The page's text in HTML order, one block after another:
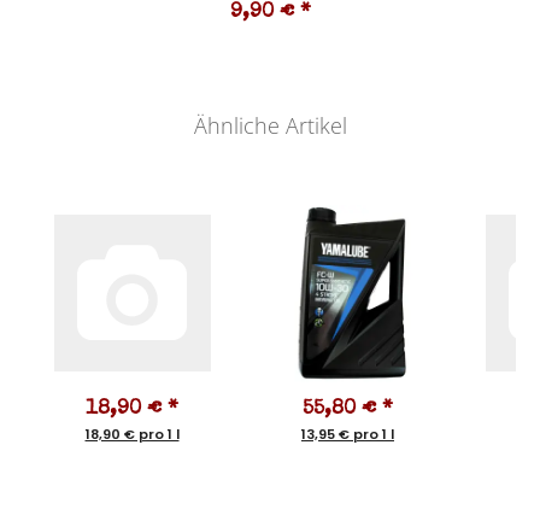
9,90 € *
Ähnliche Artikel
18,90 € *
18,90 € pro 1 l
55,80 € *
13,95 € pro 1 l